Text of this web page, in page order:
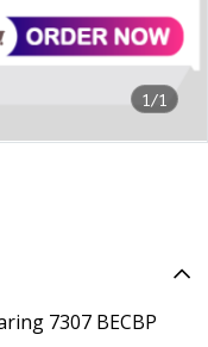
1/1
7307 BECBP